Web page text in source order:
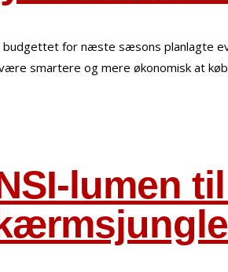
budgettet for næste sæsons planlagte
smartere og mere økonomisk at
lumen